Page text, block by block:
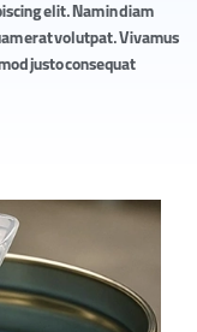
elit. Nam in diam
erat volutpat. Vivamus
justo consequat.